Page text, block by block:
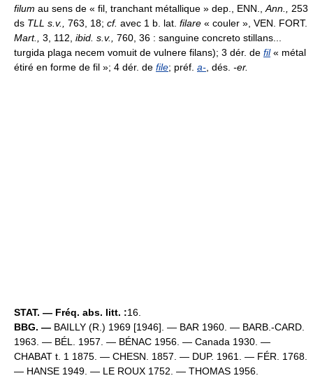
filum au sens de « fil, tranchant métallique » dep., ENN., Ann.,
253
ds TLL s.v., 763, 18; cf. avec 1 b. lat. filare « couler », VEN. FORT.
Mart.,
3, 112, ibid. s.v.,
760, 36 : sanguine concreto stillans...
turgida plaga necem vomuit de vulnere filans); 3 dér. de fil« métal
étiré en forme de fil »; 4 dér. de file; préf. a- , dés. -er.
STAT. — Fréq. abs. litt. :16.
BBG. — BAILLY (R.) 1969 [1946]. — BAR 1960. — BARB.-CARD.
1963. — BÉL. 1957. — BÉNAC 1956. — Canada 1930. —
CHABAT t. 1 1875. — CHESN. 1857. — DUP. 1961. — FÉR. 1768.
— HANSE 1949. — LE ROUX 1752. — THOMAS 1956.